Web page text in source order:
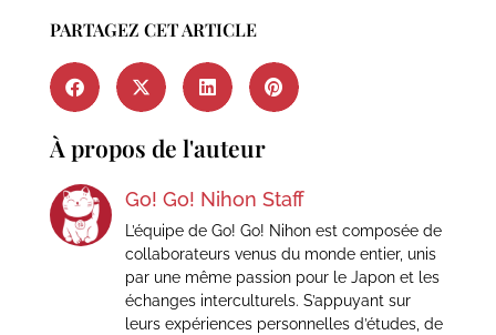
PARTAGEZ CET ARTICLE
À propos de l'auteur
Go! Go! Nihon Staff
L’équipe de Go! Go! Nihon est composée de
collaborateurs venus du monde entier, unis
par une même passion pour le Japon et les
échanges interculturels. S’appuyant sur
leurs expériences personnelles d’études, de